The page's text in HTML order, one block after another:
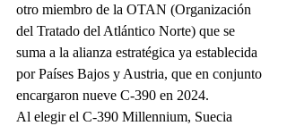
otro miembro de la OTAN (Organización
del Tratado del Atlántico Norte) que se
suma a la alianza estratégica ya establecida
por Países Bajos y Austria, que en conjunto
encargaron nueve C-390 en 2024.
Al elegir el C-390 Millennium, Suecia